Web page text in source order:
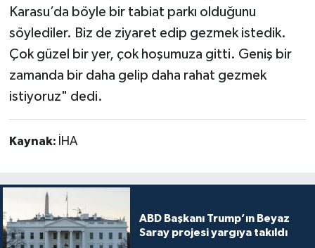
Karasu’da böyle bir tabiat parkı olduğunu
söylediler. Biz de ziyaret edip gezmek istedik.
Çok güzel bir yer, çok hoşumuza gitti. Geniş bir
zamanda bir daha gelip daha rahat gezmek
istiyoruz" dedi.
Kaynak: İHA
ABD Başkanı Trump’ın Beyaz
Saray projesi yargıya takıldı